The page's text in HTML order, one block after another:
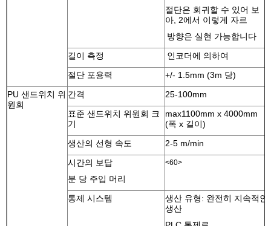
절단은 회귀할 수 있어 보
아, 2에서 이렇게 자르
방향은 실현 가능합니다
길이 측정
인코더에 의하여
절단 포용력
+/- 1.5mm (3m 당)
PU 샌드위치 위
원회
간격
25-100mm
표준 샌드위치 위원회 크
기
max1100mm x 4000mm
(폭 x 길이)
생산의 선형 속도
2-5 m/min
시간의 보답
분 당 주입 머리
<60>
통제 시스템
생산 유형: 완전히 지속적인
생산